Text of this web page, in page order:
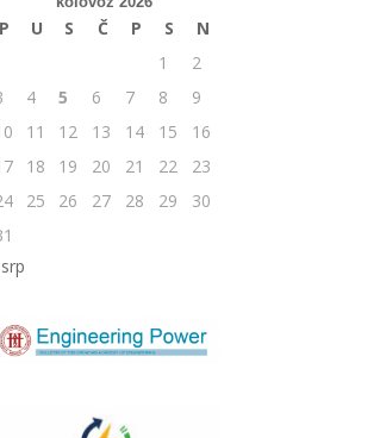
P U S Č P S
N
1
2
4 5 6 7 8
9
11 12 13 14 15
16
18 19 20 21 22
23
25 26 27 28 29
30